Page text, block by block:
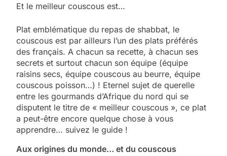
Et le meilleur couscous est…
Plat emblématique du repas de shabbat, le
couscous est par ailleurs l’un des plats préférés
des français. A chacun sa recette, à chacun ses
secrets et surtout chacun son équipe (équipe
raisins secs, équipe couscous au beurre, équipe
couscous poisson…) ! Eternel sujet de querelle
entre les gourmands d’Afrique du nord qui se
disputent le titre de « meilleur couscous », ce plat
a peut-être encore quelque chose à vous
apprendre… suivez le guide !
Aux origines du monde… et du couscous